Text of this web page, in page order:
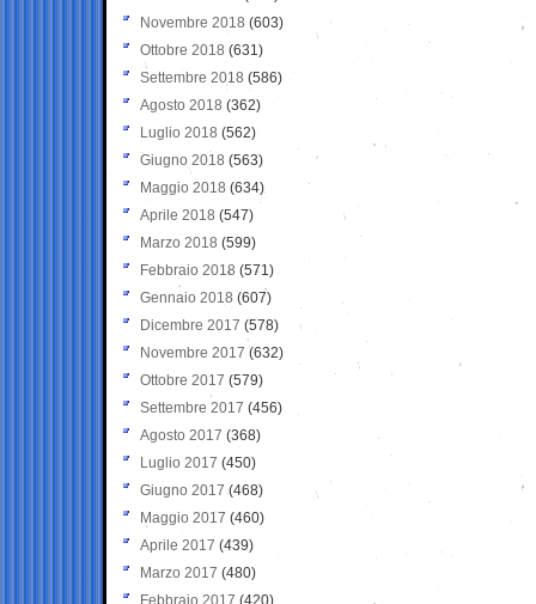
Novembre 2018 (603)
Ottobre 2018 (631)
Settembre 2018 (586)
Agosto 2018 (362)
Luglio 2018 (562)
Giugno 2018 (563)
Maggio 2018 (634)
Aprile 2018 (547)
Marzo 2018 (599)
Febbraio 2018 (571)
Gennaio 2018 (607)
Dicembre 2017 (578)
Novembre 2017 (632)
Ottobre 2017 (579)
Settembre 2017 (456)
Agosto 2017 (368)
Luglio 2017 (450)
Giugno 2017 (468)
Maggio 2017 (460)
Aprile 2017 (439)
Marzo 2017 (480)
Febbraio 2017 (420)